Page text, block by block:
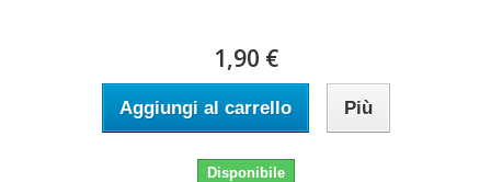
1,90 €
Aggiungi al carrello Più
Disponibile